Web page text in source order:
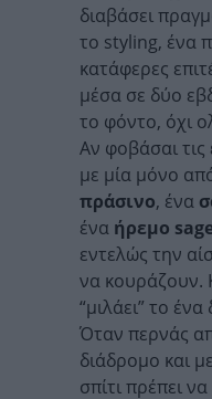
διαβάσει
το styling, ένα
κατάφερες
μέσα σε δύο
το φόντο, όχι
Αν φοβάσαι τις
με μία μόνο
πράσινο, ένα
ένα ήρεμο
εντελώς την
να κουράζουν.
“μιλάει” το
Όταν περνάς
διάδρομο και
σπίτι πρέπει